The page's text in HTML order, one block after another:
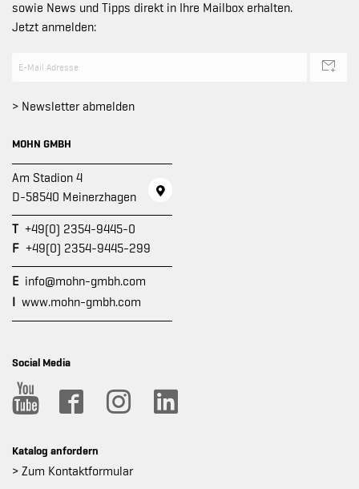
sowie News und Tipps direkt in Ihre Mailbox erhalten.
Jetzt anmelden:
> Newsletter abmelden
MOHN GMBH
Am Stadion 4
D-58540 Meinerzhagen
T +49(0) 2354-9445-0
F +49(0) 2354-9445-299
E info@mohn-gmbh.com
I www.mohn-gmbh.com
Social Media
Katalog anfordern
> Zum Kontaktformular